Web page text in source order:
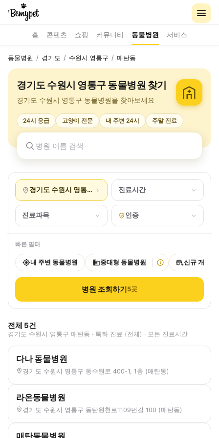
홈 콘텐츠 쇼핑 커뮤니티 동물병원 서비스
동물병원 / 경기도 / 수원시 영통구 / 매탄동
경기도 수원시 영통구 동물병원 찾기
경기도 수원시 영통구 동물병원을 찾아보세요
24시 응급 고양이 전문 내 주변 24시 주말 진료
경기도 수원시 영통구 매탄동 진료시간
진료과목 인증
빠른 필터
내 주변 동물병원 중대형 동물병원 신규 개원
병원 조회하기5곳
전체 5건
경기도 수원시 영통구 매탄동 · 특화 진료 (전체) · 모든 진료시간
다나 동물병원
경기도 수원시 영통구 동수원로 400-1, 1층 (매탄동)
라온동물병원
경기도 수원시 영통구 동탄원천로1109번길 100 (매탄동)
매탄동물병원